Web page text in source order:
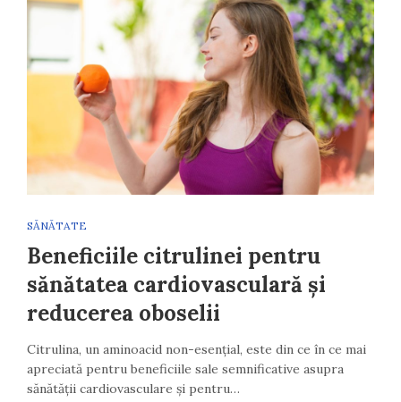
SĂNĂTATE
Beneficiile citrulinei pentru
sănătatea cardiovasculară și
reducerea oboselii
Citrulina, un aminoacid non-esențial, este din ce în ce mai
apreciată pentru beneficiile sale semnificative asupra
sănătății cardiovasculare și pentru…